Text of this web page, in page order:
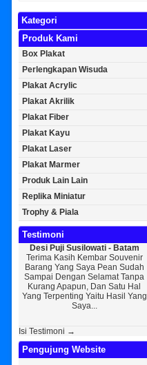
Kategori
Produk Kami
Box Plakat
Perlengkapan Wisuda
Plakat Acrylic
Plakat Akrilik
Plakat Fiber
Plakat Kayu
Plakat Laser
Plakat Marmer
Produk Lain Lain
Replika Miniatur
Trophy & Piala
Testimoni
Desi Puji Susilowati - Batam
Terima Kasih Kembar Souvenir
Barang Yang Saya Pean Sudah
Sampai Dengan Selamat Tanpa
Kurang Apapun, Dan Satu Hal
Yang Terpenting Yaitu Hasil Yang
Saya...
Isi Testimoni →
Pengujung Website